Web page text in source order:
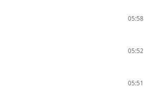
05:58
05:52
05:51